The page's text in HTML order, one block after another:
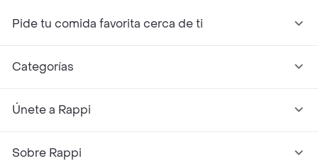
Pide tu comida favorita cerca de ti
Categorías
Únete a Rappi
Sobre Rappi